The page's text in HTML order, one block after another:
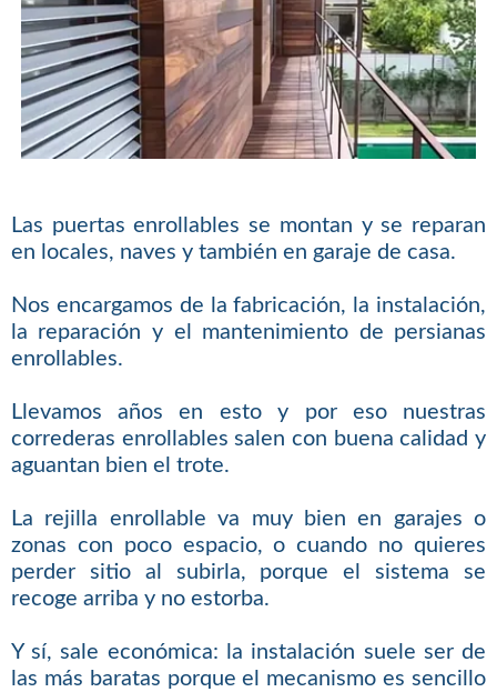
Las puertas enrollables se montan y se reparan
en locales, naves y también en garaje de casa.
Nos encargamos de la fabricación, la instalación,
la reparación y el mantenimiento de persianas
enrollables.
Llevamos años en esto y por eso nuestras
correderas enrollables salen con buena calidad y
aguantan bien el trote.
La rejilla enrollable va muy bien en garajes o
zonas con poco espacio, o cuando no quieres
perder sitio al subirla, porque el sistema se
recoge arriba y no estorba.
Y sí, sale económica: la instalación suele ser de
las más baratas porque el mecanismo es sencillo